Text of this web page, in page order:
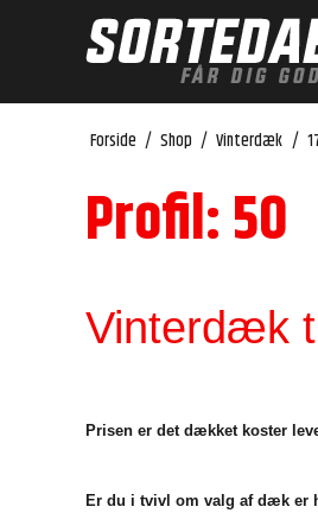
Forside / Shop / Vinterdæk /
Profil: 50
Vinterdæk
Prisen er det dækket koster
Er du i tvivl om valg af dæk er